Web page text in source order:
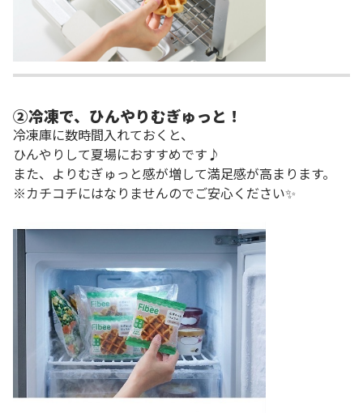
②冷凍で、ひんやりむぎゅっと！
冷凍庫に数時間入れておくと、
ひんやりして夏場におすすめです♪
また、よりむぎゅっと感が増して満足感が高まります。
※カチコチにはなりませんのでご安心ください✨